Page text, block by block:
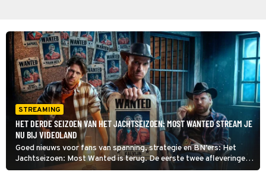
STREAMING
HET DERDE SEIZOEN VAN HET JACHTSEIZOEN: MOST WANTED STREAM JE
NU BIJ VIDEOLAND
Goed nieuws voor fans van spanning, strategie en BN'ers: Het
Jachtseizoen: Most Wanted is terug. De eerste twee afleveringen
van het derde seizoen stream je nu bij Videoland.